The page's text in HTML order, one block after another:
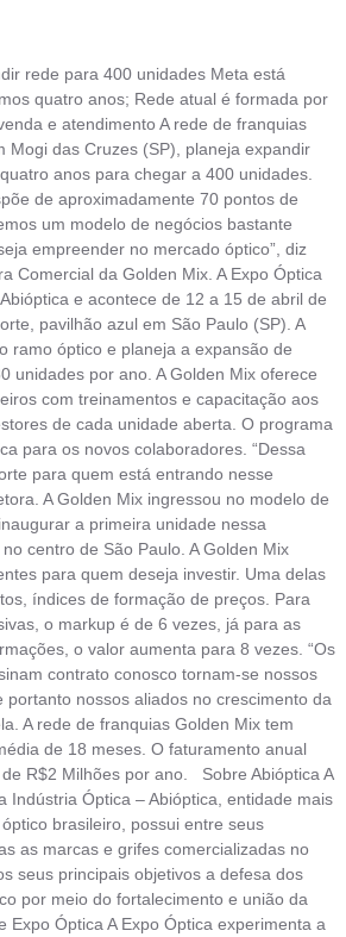
rede para 400 unidades Meta está
quatro anos; Rede atual é formada por
e atendimento A rede de franquias
Mogi das Cruzes (SP), planeja expandir
anos para chegar a 400 unidades.
de aproximadamente 70 pontos de
um modelo de negócios bastante
empreender no mercado óptico”, diz
Comercial da Golden Mix. A Expo Óptica
e acontece de 12 a 15 de abril de
pavilhão azul em São Paulo (SP). A
ramo óptico e planeja a expansão de
unidades por ano. A Golden Mix oferece
com treinamentos e capacitação aos
de cada unidade aberta. O programa
para os novos colaboradores. “Dessa
para quem está entrando nesse
A Golden Mix ingressou no modelo de
a primeira unidade nessa
centro de São Paulo. A Golden Mix
para quem deseja investir. Uma delas
índices de formação de preços. Para
o markup é de 6 vezes, já para as
o valor aumenta para 8 vezes. “Os
contrato conosco tornam-se nossos
portanto nossos aliados no crescimento da
A rede de franquias Golden Mix tem
de 18 meses. O faturamento anual
R$2 Milhões por ano. Sobre Abióptica A
Indústria Óptica – Abióptica, entidade mais
brasileiro, possui entre seus
as marcas e grifes comercializadas no
seus principais objetivos a defesa dos
por meio do fortalecimento e união da
Expo Óptica A Expo Óptica experimenta a